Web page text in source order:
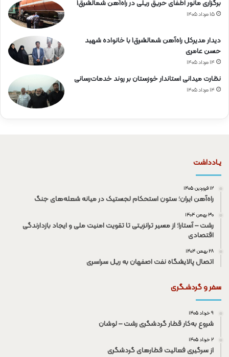
برگزاری مانور اطفای حریق ریلی در راه‌آهن شمالشرق۱
۱۵ مرداد ۱۴۰۵
دیدار مدیرکل راه‌آهن شمالشرق۱ با خانواده شهید
حسن عامری
۱۴ مرداد ۱۴۰۵
نظارت میدانی استاندار خوزستان بر روند خدمات‌رسانی
۱۴ مرداد ۱۴۰۵
یـادداشت
۱۲ فروردین ۱۴۰۵
راه‌آهن ایران؛ ستون استحکام لجستیک در میانه شعله‌های جنگ
۳۰ بهمن ۱۴۰۴
رشت – آستارا؛ از مسیر ترانزیتی تا تقویت امنیت ملی و ایجاد بازدارندگی
اقتصادی
۲۸ بهمن ۱۴۰۴
اتصال پالایشگاه نفت اصفهان به ریل سراسری
سفر و گردشـگری
۹ خرداد ۱۴۰۵
شروع به‌کار قطار گردشگری رشت – لوشان
۲ خرداد ۱۴۰۵
از سرگیری فعالیت قطار‌های گردشگری